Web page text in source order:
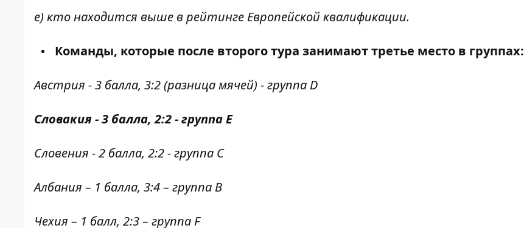
е) кто находится выше в рейтинге Европейской квалификации.
Команды, которые после второго тура занимают третье место в группах:
Австрия - 3 балла, 3:2 (разница мячей) - группа D
Словакия - 3 балла, 2:2 - группа Е
Словения - 2 балла, 2:2 - группа С
Албания – 1 балла, 3:4 – группа В
Чехия – 1 балл, 2:3 – группа F